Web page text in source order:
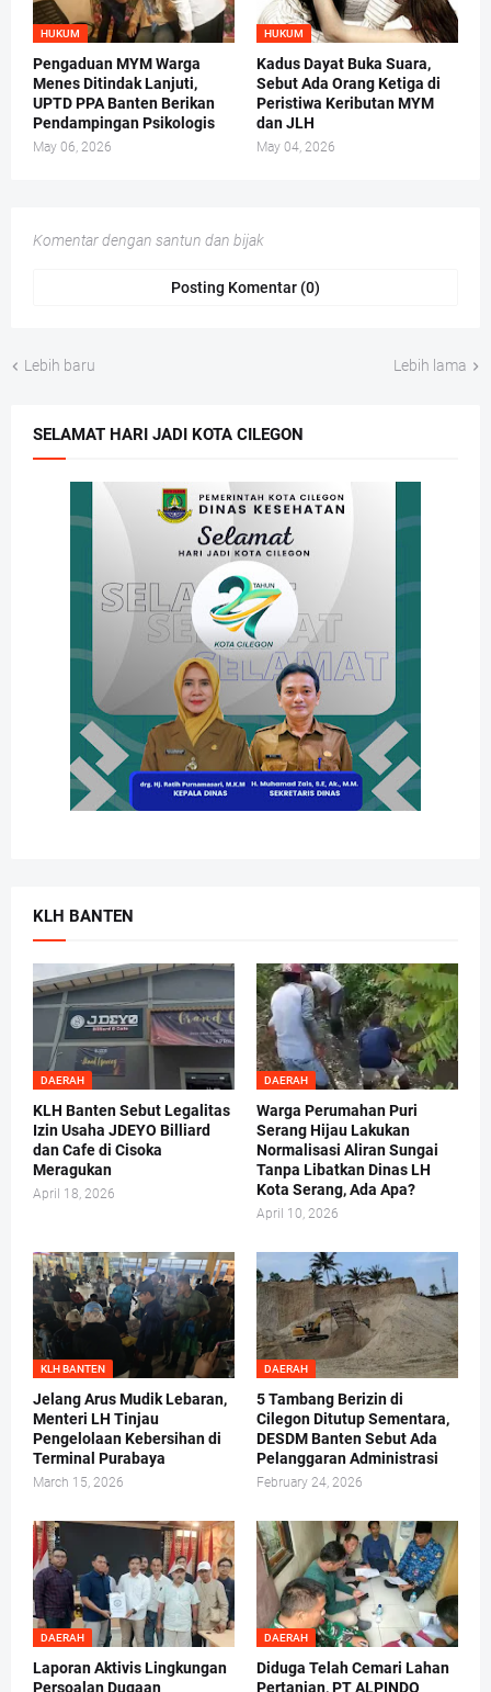
HUKUM
Pengaduan MYM Warga
Menes Ditindak Lanjuti,
UPTD PPA Banten Berikan
Pendampingan Psikologis
May 06, 2026
HUKUM
Kadus Dayat Buka Suara,
Sebut Ada Orang Ketiga di
Peristiwa Keributan MYM
dan JLH
May 04, 2026
Komentar dengan santun dan bijak
Posting Komentar (0)
Lebih baru Lebih lama
SELAMAT HARI JADI KOTA CILEGON
KLH BANTEN
DAERAH
KLH Banten Sebut Legalitas
Izin Usaha JDEYO Billiard
dan Cafe di Cisoka
Meragukan
April 18, 2026
DAERAH
Warga Perumahan Puri
Serang Hijau Lakukan
Normalisasi Aliran Sungai
Tanpa Libatkan Dinas LH
Kota Serang, Ada Apa?
April 10, 2026
KLH BANTEN
Jelang Arus Mudik Lebaran,
Menteri LH Tinjau
Pengelolaan Kebersihan di
Terminal Purabaya
March 15, 2026
DAERAH
5 Tambang Berizin di
Cilegon Ditutup Sementara,
DESDM Banten Sebut Ada
Pelanggaran Administrasi
February 24, 2026
DAERAH
Laporan Aktivis Lingkungan
Persoalan Dugaan
DAERAH
Diduga Telah Cemari Lahan
Pertanian, PT ALPINDO